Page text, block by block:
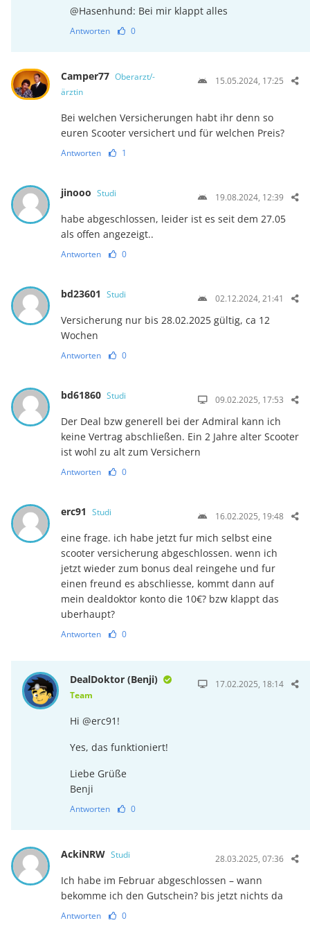
@Hasenhund: Bei mir klappt alles
Antworten 0
Camper77 Oberarzt/-
ärztin
15.05.2024, 17:25
Bei welchen Versicherungen habt ihr denn so
euren Scooter versichert und für welchen Preis?
Antworten 1
jinooo Studi 19.08.2024, 12:39
habe abgeschlossen, leider ist es seit dem 27.05
als offen angezeigt..
Antworten 0
bd23601 Studi 02.12.2024, 21:41
Versicherung nur bis 28.02.2025 gültig, ca 12
Wochen
Antworten 0
bd61860 Studi 09.02.2025, 17:53
Der Deal bzw generell bei der Admiral kann ich
keine Vertrag abschließen. Ein 2 Jahre alter Scooter
ist wohl zu alt zum Versichern
Antworten 0
erc91 Studi 16.02.2025, 19:48
eine frage. ich habe jetzt fur mich selbst eine
scooter versicherung abgeschlossen. wenn ich
jetzt wieder zum bonus deal reingehe und fur
einen freund es abschliesse, kommt dann auf
mein dealdoktor konto die 10€? bzw klappt das
uberhaupt?
Antworten 0
DealDoktor (Benji)
Team
17.02.2025, 18:14
Hi @erc91!
Yes, das funktioniert!
Liebe Grüße
Benji
Antworten 0
AckiNRW Studi 28.03.2025, 07:36
Ich habe im Februar abgeschlossen – wann
bekomme ich den Gutschein? bis jetzt nichts da
Antworten 0